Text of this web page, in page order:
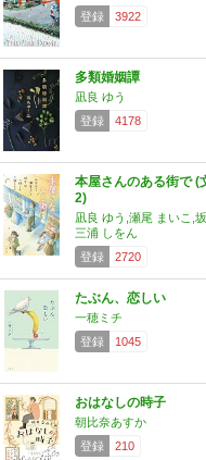
登録
3922
多類婚姻譚
凪良 ゆう
登録
4178
本屋さんのある街で (
2)
凪良 ゆう,瀬尾 まいこ,
三浦 しをん
登録
2720
たぶん、恋しい
一穂ミチ
登録
1045
おはなしの時子
朝比奈あすか
登録
210